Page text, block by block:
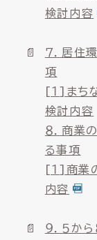
検討内容
７．居住
項
[１]まち
検討内容
８．商業
る事項
[１]商業
内容
９．５か